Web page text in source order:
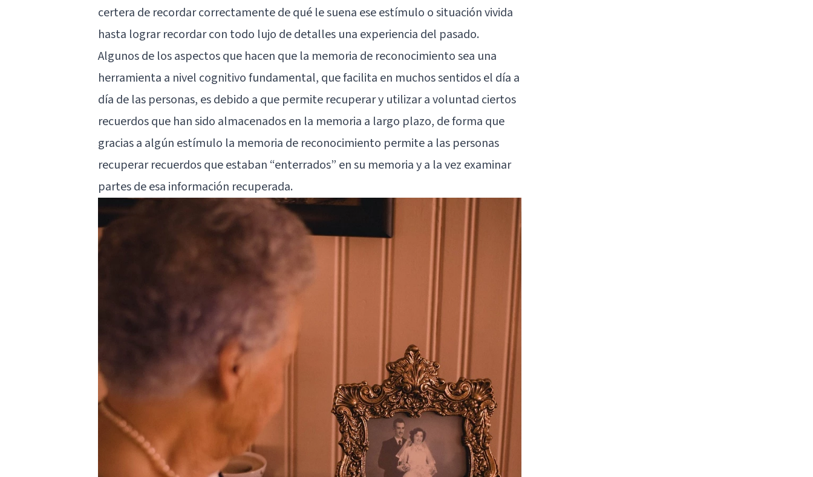
certera de recordar correctamente de qué le suena ese estímulo o situación vivida
hasta lograr recordar con todo lujo de detalles una experiencia del pasado.
Algunos de los aspectos que hacen que la memoria de reconocimiento sea una
herramienta a nivel cognitivo fundamental, que facilita en muchos sentidos el día a
día de las personas, es debido a que permite recuperar y utilizar a voluntad ciertos
recuerdos que han sido almacenados en la memoria a largo plazo, de forma que
gracias a algún estímulo la memoria de reconocimiento permite a las personas
recuperar recuerdos que estaban “enterrados” en su memoria y a la vez examinar
partes de esa información recuperada.